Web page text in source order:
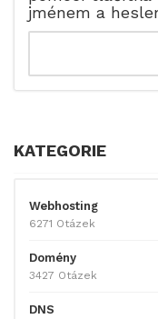
jménem a
KATEGORIE
Webhosting
6271 Otázek
Domény
3427 Otázek
DNS